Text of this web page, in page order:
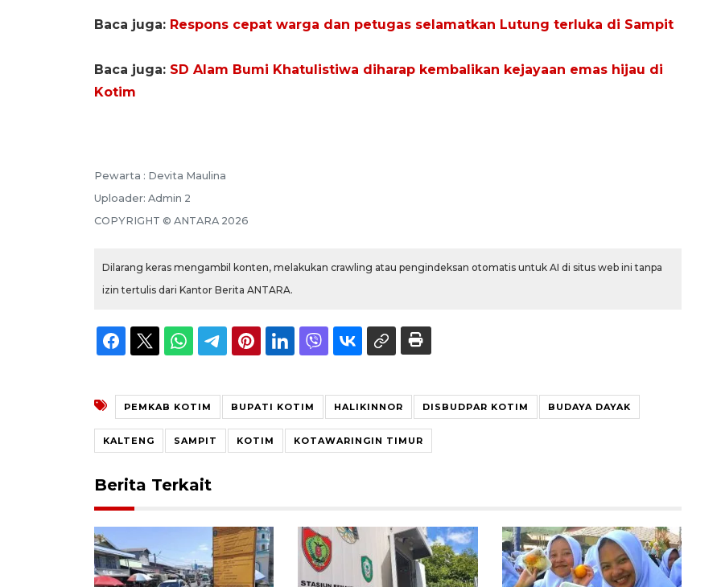
Baca juga: Respons cepat warga dan petugas selamatkan Lutung terluka di Sampit
Baca juga: SD Alam Bumi Khatulistiwa diharap kembalikan kejayaan emas hijau di
Kotim
Pewarta : Devita Maulina
Uploader: Admin 2
COPYRIGHT © ANTARA 2026
Dilarang keras mengambil konten, melakukan crawling atau pengindeksan otomatis untuk AI di situs web ini tanpa
izin tertulis dari Kantor Berita ANTARA.
PEMKAB KOTIM BUPATI KOTIM HALIKINNOR DISBUDPAR KOTIM BUDAYA DAYAK
KALTENG SAMPIT KOTIM KOTAWARINGIN TIMUR
Berita Terkait